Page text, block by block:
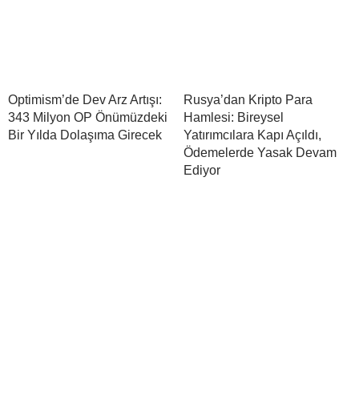
Optimism’de Dev Arz Artışı:
343 Milyon OP Önümüzdeki
Bir Yılda Dolaşıma Girecek
Rusya’dan Kripto Para
Hamlesi: Bireysel
Yatırımcılara Kapı Açıldı,
Ödemelerde Yasak Devam
Ediyor